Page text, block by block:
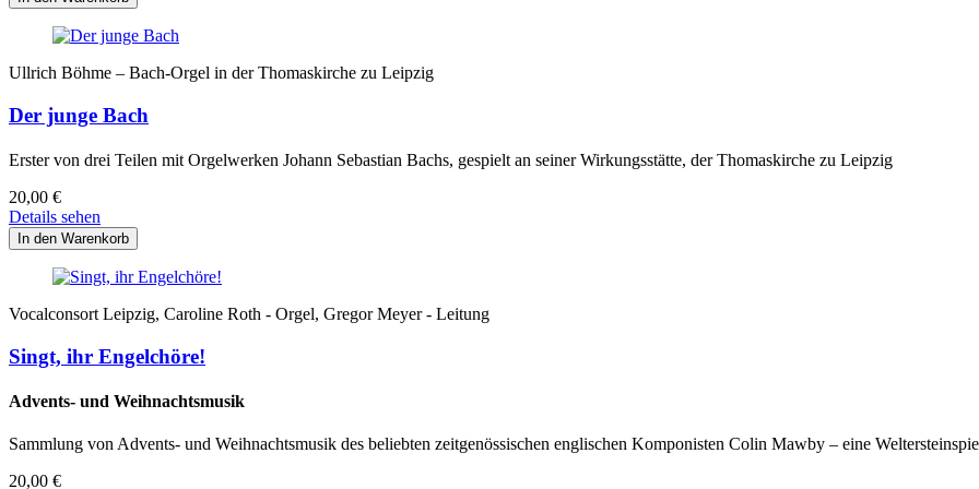
Ullrich Böhme – Bach-Orgel in der Thomaskirche zu Leipzig
Der junge Bach
Erster von drei Teilen mit Orgelwerken Johann Sebastian Bachs, gespielt an seiner Wirkungsstätte, der Thomaskirche zu Leipzig
20,00 €
Details sehen
Vocalconsort Leipzig, Caroline Roth - Orgel, Gregor Meyer - Leitung
Singt, ihr Engelchöre!
Advents- und Weihnachtsmusik
Sammlung von Advents- und Weihnachtsmusik des beliebten zeitgenössischen englischen Komponisten Colin Mawby – eine
20,00 €